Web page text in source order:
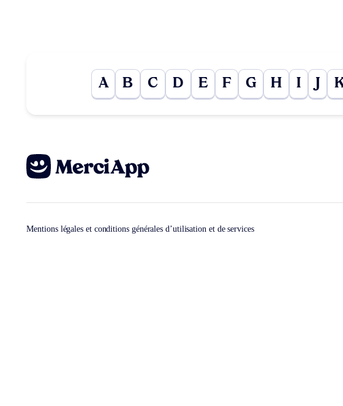
A B C D E F G H I
Mentions légales et conditions générales d’utilisation et de services